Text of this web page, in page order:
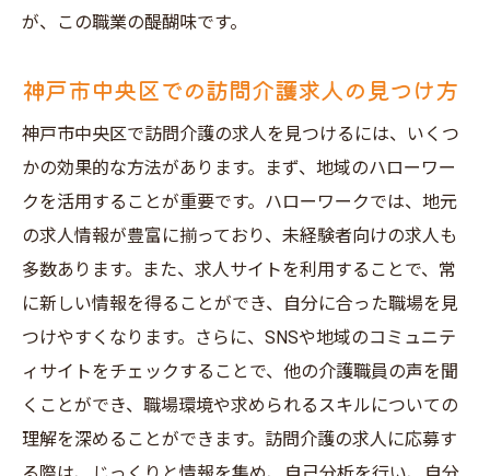
訪問介護職でやりがいを感じる瞬間
面接で確認すべき訪問介護の職場条件
訪問介護職での働き方を考える
神戸市中央区の訪問介護求人に応募する前に知
っておくべきこと
応募前に準備すべき書類とその内容
訪問介護の求人票で注目すべきポイント
神戸市中央区での訪問介護の給与相場
訪問介護の職場体験・見学の活用
訪問介護職としての自分の適性を考える
なぜ神戸市中央区は訪問介護職の理想的な場所
が、この職業の醍醐味です。
神戸市中央区での訪問介護求人の見つけ方
神戸市中央区で訪問介護の求人を見つけるには、いくつ
かの効果的な方法があります。まず、地域のハローワー
クを活用することが重要です。ハローワークでは、地元
の求人情報が豊富に揃っており、未経験者向けの求人も
多数あります。また、求人サイトを利用することで、常
に新しい情報を得ることができ、自分に合った職場を見
つけやすくなります。さらに、SNSや地域のコミュニテ
ィサイトをチェックすることで、他の介護職員の声を聞
くことができ、職場環境や求められるスキルについての
理解を深めることができます。訪問介護の求人に応募す